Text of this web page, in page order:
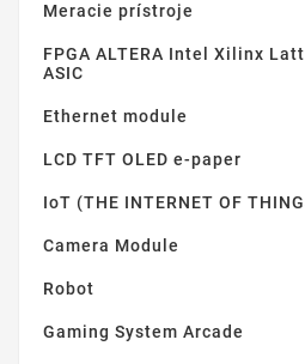
Meracie prístroje
FPGA ALTERA Intel Xilinx
ASIC
Ethernet module
LCD TFT OLED e-paper
IoT (THE INTERNET OF
Camera Module
Robot
Gaming System Arcade